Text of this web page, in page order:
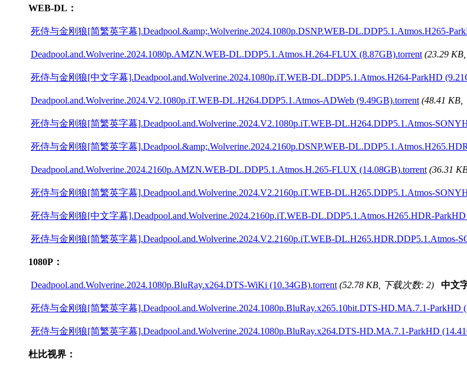
WEB-DL：
死侍与金刚狼[简繁英字幕].Deadpool.&amp;.Wolverine.2024.1080p.DSNP.WEB-DL.DDP5.1.Atmos.H265-
Deadpool.and.Wolverine.2024.1080p.AMZN.WEB-DL.DDP5.1.Atmos.H.264-FLUX (8.87GB).torrent (23.29
死侍与金刚狼[中文字幕].Deadpool.and.Wolverine.2024.1080p.iT.WEB-DL.DDP5.1.Atmos.H264-ParkHD
Deadpool.and.Wolverine.2024.V2.1080p.iT.WEB-DL.H264.DDP5.1.Atmos-ADWeb (9.49GB).torrent (48.41 KB,
死侍与金刚狼[简繁英字幕].Deadpool.and.Wolverine.2024.V2.1080p.iT.WEB-DL.H264.DDP5.1.Atmos-
死侍与金刚狼[简繁英字幕].Deadpool.&amp;.Wolverine.2024.2160p.DSNP.WEB-
Deadpool.and.Wolverine.2024.2160p.AMZN.WEB-DL.DDP5.1.Atmos.H.265-FLUX (14.08GB).torrent (36.31
死侍与金刚狼[简繁英字幕].Deadpool.and.Wolverine.2024.V2.2160p.iT.WEB-DL.H265.DDP5.1.Atmos-
死侍与金刚狼[中文字幕].Deadpool.and.Wolverine.2024.2160p.iT.WEB-DL.DDP5.1.Atmos.H265.HDR-ParkHD
死侍与金刚狼[简繁英字幕].Deadpool.and.Wolverine.2024.V2.2160p.iT.WEB-DL.H265.HDR.DDP5.1.Atmos-
1080P：
Deadpool.and.Wolverine.2024.1080p.BluRay.x264.DTS-WiKi (10.34GB).torrent (52.78 KB, 下载次数: 2) 中文
死侍与金刚狼[简繁英字幕].Deadpool.and.Wolverine.2024.1080p.BluRay.x265.10bit.DTS-HD.MA.7.1-ParkHD
死侍与金刚狼[简繁英字幕].Deadpool.and.Wolverine.2024.1080p.BluRay.x264.DTS-HD.MA.7.1-ParkHD
杜比视界：